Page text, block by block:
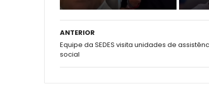
ANTERIOR
Equipe da SEDES visita unidades de
social